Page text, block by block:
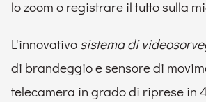
lo zoom o registrare il tutto sulla
L'innovativo sistema di
di brandeggio e sensore di
telecamera in grado di riprese in